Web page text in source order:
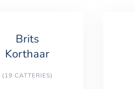
Brits
Korthaar
(19 CATTERIES)